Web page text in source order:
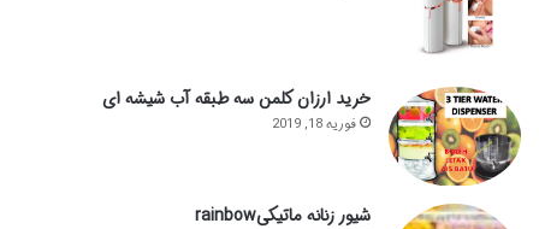
خرید ارزان کلمن سه طبقه آب شیشه ای
فوریه 18, 2019
شیور زنانه ماتیکیrainbow